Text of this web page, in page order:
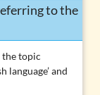
to the
topic
language’ and